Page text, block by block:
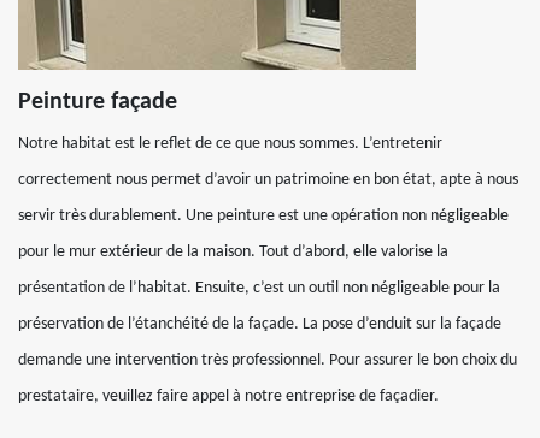
Peinture façade
Notre habitat est le reflet de ce que nous sommes. L’entretenir
correctement nous permet d’avoir un patrimoine en bon état, apte à nous
servir très durablement. Une peinture est une opération non négligeable
pour le mur extérieur de la maison. Tout d’abord, elle valorise la
présentation de l’habitat. Ensuite, c’est un outil non négligeable pour la
préservation de l’étanchéité de la façade. La pose d’enduit sur la façade
demande une intervention très professionnel. Pour assurer le bon choix du
prestataire, veuillez faire appel à notre entreprise de façadier.